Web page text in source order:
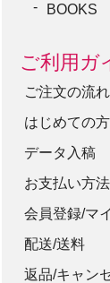
BOOKS
ご利用ガ
ご注文の流れ
はじめての
データ入稿
お支払い方法
会員登録/マ
配送/送料
返品/キャン